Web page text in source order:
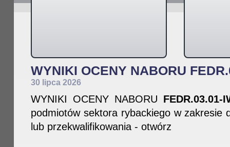
WYNIKI OCENY NABORU
30 lipca 2026
WYNIKI OCENY NABORU FEDR.03.01-
podmiotów sektora rybackiego w zakresie
lub przekwalifikowania - otwórz